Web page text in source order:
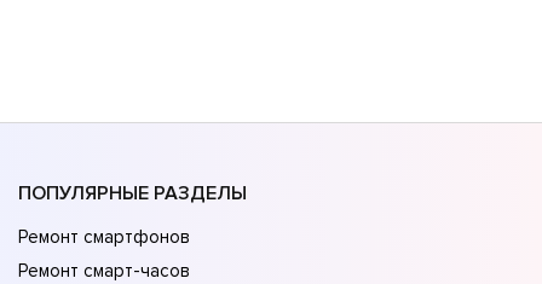
ПОПУЛЯРНЫЕ РАЗДЕЛЫ
Ремонт смартфонов
Ремонт смарт-часов